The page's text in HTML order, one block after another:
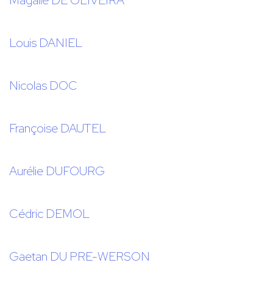
Louis DANIEL
Nicolas DOC
Françoise DAUTEL
Aurélie DUFOURG
Cédric DEMOL
Gaetan DU PRE-WERSON